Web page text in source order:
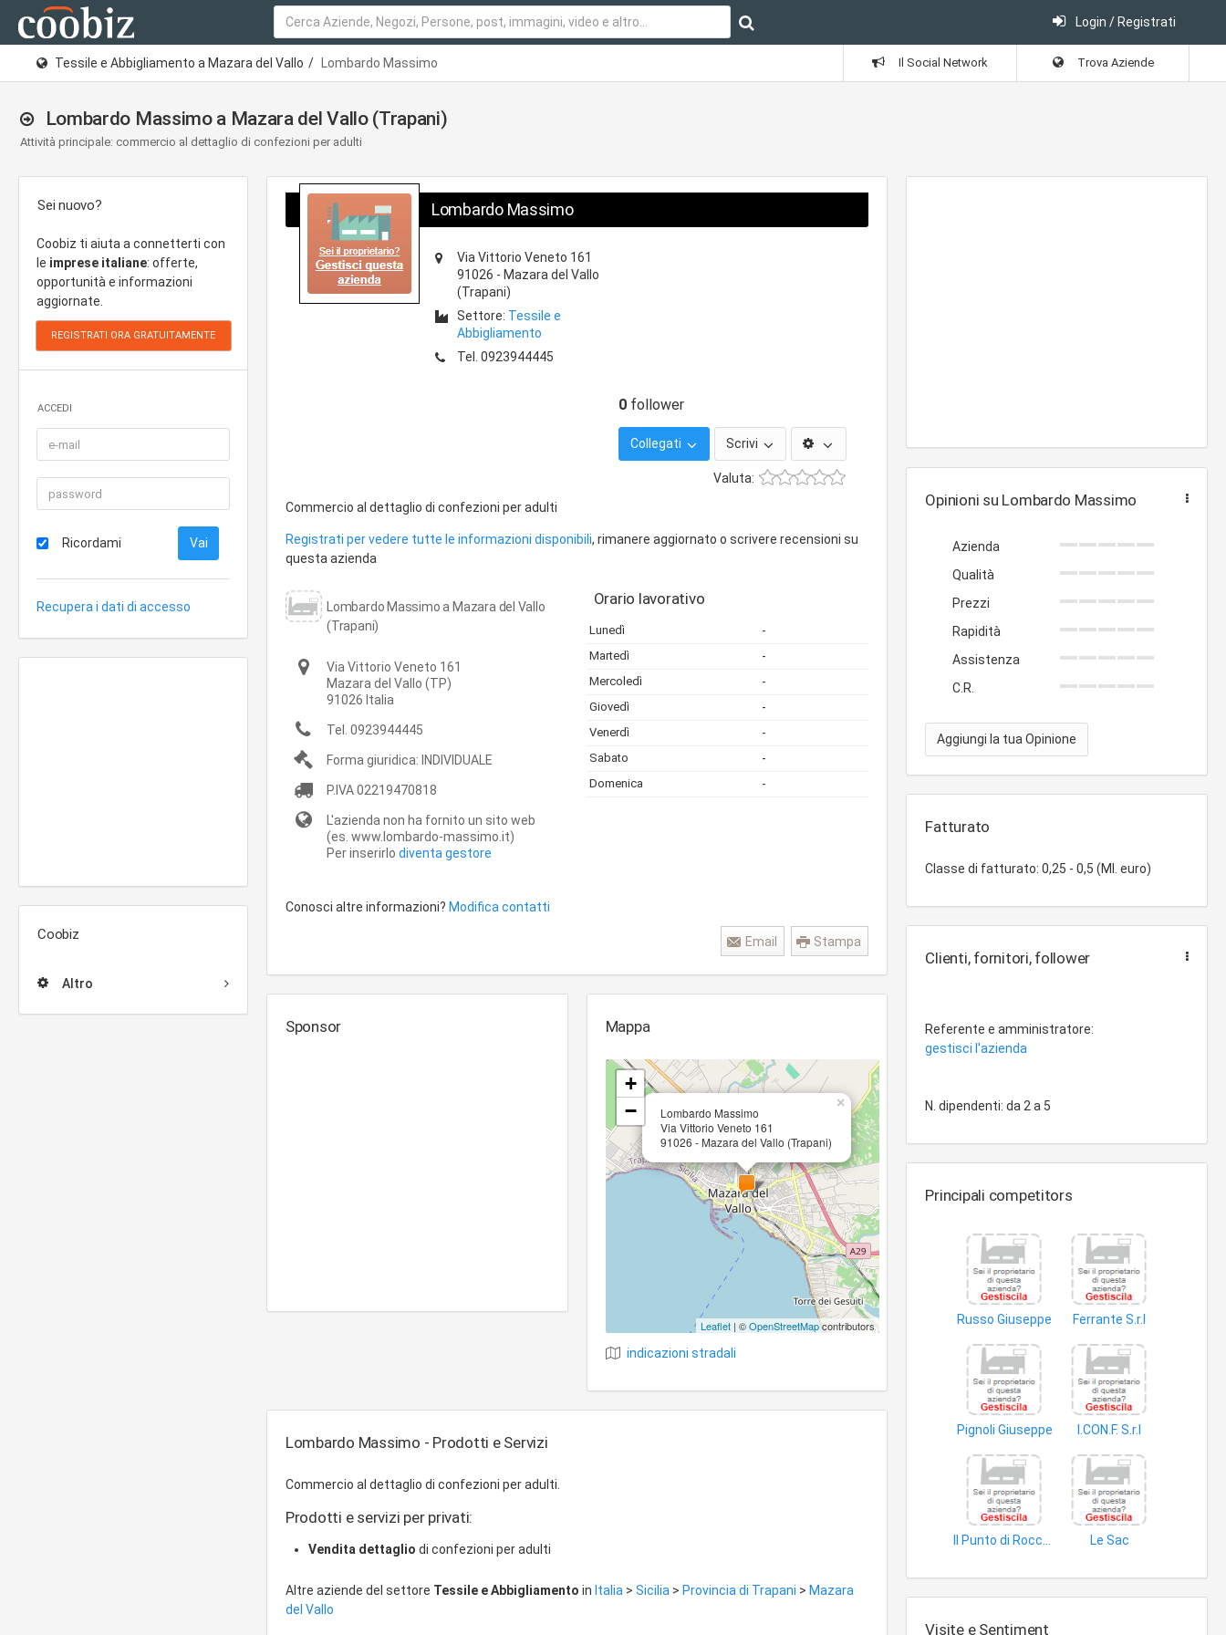
Login / Registrati
Tessile e Abbigliamento a Mazara del Vallo Lombardo Massimo Il Social Network Trova Aziende
Lombardo Massimo a Mazara del Vallo (Trapani)
Attività principale: commercio al dettaglio di confezioni per adulti
Sei nuovo?
Coobiz ti aiuta a connetterti con
le imprese italiane: offerte,
opportunità e informazioni
aggiornate.
ACCEDI
Ricordami
Recupera i dati di accesso
Coobiz
Altro
Lombardo Massimo
Via Vittorio Veneto 161
91026 - Mazara del Vallo
(Trapani)
Settore: Tessile e
Abbigliamento
Tel. 0923944445
0 follower
Collegati Scrivi
Valuta:
Commercio al dettaglio di confezioni per adulti
Registrati per vedere tutte le informazioni disponibili, rimanere aggiornato o scrivere recensioni su
questa azienda
Lombardo Massimo a Mazara del Vallo
(Trapani)
Via Vittorio Veneto 161
Mazara del Vallo (TP)
91026 Italia
Tel. 0923944445
Forma giuridica: INDIVIDUALE
P.IVA02219470818
L'azienda non ha fornito un sito web
(es. www.lombardo-massimo.it)
Per inserirlo diventa gestore
Orario lavorativo
Lunedì -
Martedì -
Mercoledì -
Giovedì -
Venerdì -
Sabato -
Domenica -
Conosci altre informazioni? Modifica contatti
Stampa
Email
Sponsor Mappa
Lombardo Massimo
Via Vittorio Veneto 161
91026 - Mazara del Vallo (Trapani)
×
+
−
Leaflet| ©OpenStreetMapcontributors
indicazioni stradali
Lombardo Massimo - Prodotti e Servizi
Commercio al dettaglio di confezioni per adulti.
Prodotti e servizi per privati:
Vendita dettaglio di confezioni per adulti
Altre aziende del settore Tessile e Abbigliamento in Italia > Sicilia > Provincia di Trapani > Mazara
del Vallo
Opinioni su Lombardo Massimo
Azienda
Qualità
Prezzi
Rapidità
Assistenza
C.R.
Aggiungi la tua Opinione
Fatturato
Classe di fatturato: 0,25 - 0,5 (Ml. euro)
Clienti, fornitori, follower
Referente e amministratore:
gestisci l'azienda
N. dipendenti: da 2 a 5
Principali competitors
Russo Giuseppe
Ferrante S.r.l
Pignoli Giuseppe
I.CON.F. S.r.l
Le Sac
Visite e Sentiment